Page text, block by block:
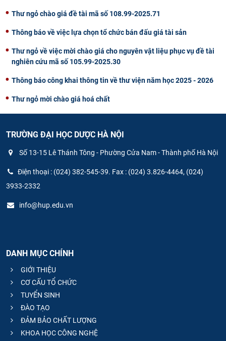
Thư ngỏ chào giá đề tài mã số 108.99-2025.71
Thông báo về việc lựa chọn tổ chức bán đấu giá tài sản
Thư ngỏ về việc mời chào giá cho nguyên vật liệu phục vụ đề tài
nghiên cứu mã số 105.99-2025.30
Thông báo công khai thông tin về thư viện năm học 2025 - 2026
Thư ngỏ mời chào giá hoá chất
TRƯỜNG ĐẠI HỌC DƯỢC HÀ NỘI
Số 13-15 Lê Thánh Tông - Phường Cửa Nam - Thành phố Hà Nội
Điện thoại : (024) 382-545-39. Fax : (024) 3.826-4464, (024)
3933-2332
info@hup.edu.vn
DANH MỤC CHÍNH
GIỚI THIỆU
CƠ CẤU TỔ CHỨC
TUYỂN SINH
ĐÀO TẠO
ĐẢM BẢO CHẤT LƯỢNG
KHOA HỌC CÔNG NGHỆ